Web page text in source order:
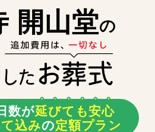
開山堂の
数が延びて も安心
込みの定額プラン